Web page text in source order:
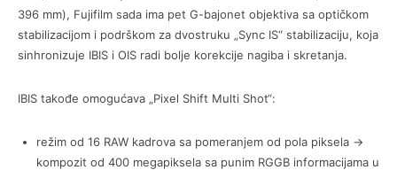
396 mm), Fujifilm sada ima pet G-bajonet objektiva sa optičkom
stabilizacijom i podrškom za dvostruku „Sync IS“ stabilizaciju, koja
sinhronizuje IBIS i OIS radi bolje korekcije nagiba i skretanja.
IBIS takođe omogućava „Pixel Shift Multi Shot“:
režim od 16 RAW kadrova sa pomeranjem od pola piksela →
kompozit od 400 megapiksela sa punim RGGB informacijama u